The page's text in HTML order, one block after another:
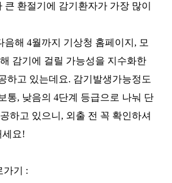
환절기에 감기환자가 가장 많이
음해 4월까지 기상청 홈페이지, 모
감기에 걸릴 가능성을 지수화한
하고 있는데요. 감기발생가능정도
통, 낮음의 4단계 등급으로 나눠 단
하고 있으니, 외출 전 꼭 확인하셔
세요!
가기 :